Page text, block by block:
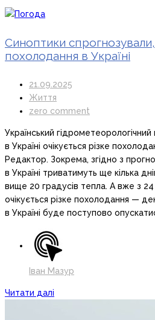
Синоптики спрогнозували,
похолодання в Україні
21.09.2025
Життя
zero comment
Український
в Україні очікується різке
Редактор. Зокрема, згідно з
в Україні триватимуть ще кілька
вище 20 градусів тепла. А вже з
очікується різке похолодання —
в Україні буде поступово
Іван Мазур
Читати далі